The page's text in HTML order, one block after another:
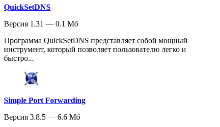
QuickSetDNS
Версия 1.31 — 0.1 Мб
Программа QuickSetDNS представляет собой мощный
инструмент, который позволяет пользователю легко и
быстро...
Simple Port Forwarding
Версия 3.8.5 — 6.6 Мб